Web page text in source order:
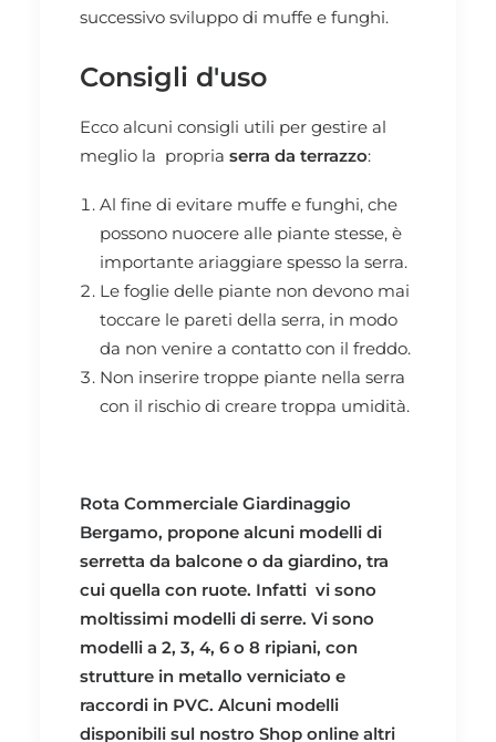
successivo sviluppo di muffe e funghi.
Consigli d'uso
Ecco alcuni consigli utili per gestire al
meglio la propria serra da terrazzo:
Al fine di evitare muffe e funghi, che
possono nuocere alle piante stesse, è
importante ariaggiare spesso la serra.
Le foglie delle piante non devono mai
toccare le pareti della serra, in modo
da non venire a contatto con il freddo.
Non inserire troppe piante nella serra
con il rischio di creare troppa umidità.
Rota Commerciale Giardinaggio
Bergamo, propone alcuni modelli di
serretta da balcone o da giardino, tra
cui quella con ruote. Infatti vi sono
moltissimi modelli di serre. Vi sono
modelli a 2, 3, 4, 6 o 8 ripiani, con
strutture in metallo verniciato e
raccordi in PVC. Alcuni modelli
disponibili sul nostro Shop online altri